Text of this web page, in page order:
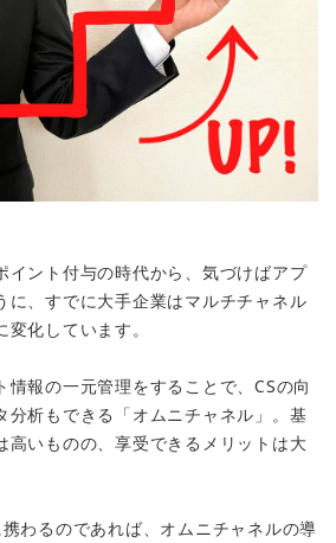
イント付与の時代から、気づけばアプ
に、すでに大手企業はマルチチャネル
化しています。
情報の一元管理をすることで、CSの向
分析もできる「オムニチャネル」。基
高いものの、享受できるメリットは大
わるのであれば、オムニチャネルの導